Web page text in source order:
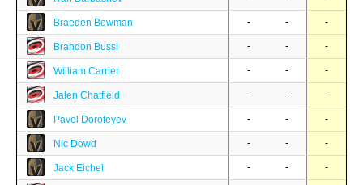
Braeden Bowman - - -
Brandon Bussi - - -
William Carrier - - -
Jalen Chatfield - - -
Pavel Dorofeyev - - -
Nic Dowd - - -
Jack Eichel - - -